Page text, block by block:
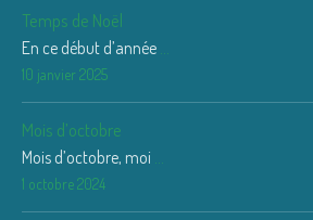
Temps de Noël
En ce début d’année ...
10 janvier 2025
Mois d’octobre
Mois d’octobre, moi ...
1 octobre 2024